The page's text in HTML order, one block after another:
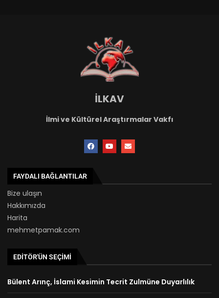
İLKAV
İlmi ve Kültürel Araştırmalar Vakfı
FAYDALI BAĞLANTILAR
Bize ulaşın
Hakkımızda
Harita
mehmetpamak.com
EDITÖR'ÜN SEÇIMI
Bülent Arınç, İslami Kesimin Tecrit Zulmüne Duyarlılık